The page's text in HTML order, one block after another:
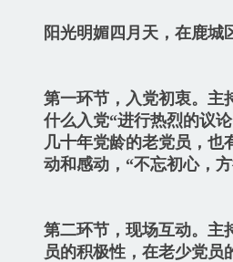
阳光明媚四月天，在鹿城
第一环节，入党初衷。主
什么入党“进行热烈的议
几十年党龄的老党员，也
动和感动，“不忘初心，
第二环节，现场互动。主
员的积极性，在老少党员